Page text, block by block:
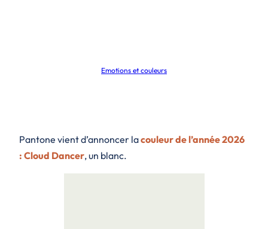
Emotions et couleurs
Pantone vient d’annoncer lacouleur de l’année 2026
: Cloud Dancer, un blanc.